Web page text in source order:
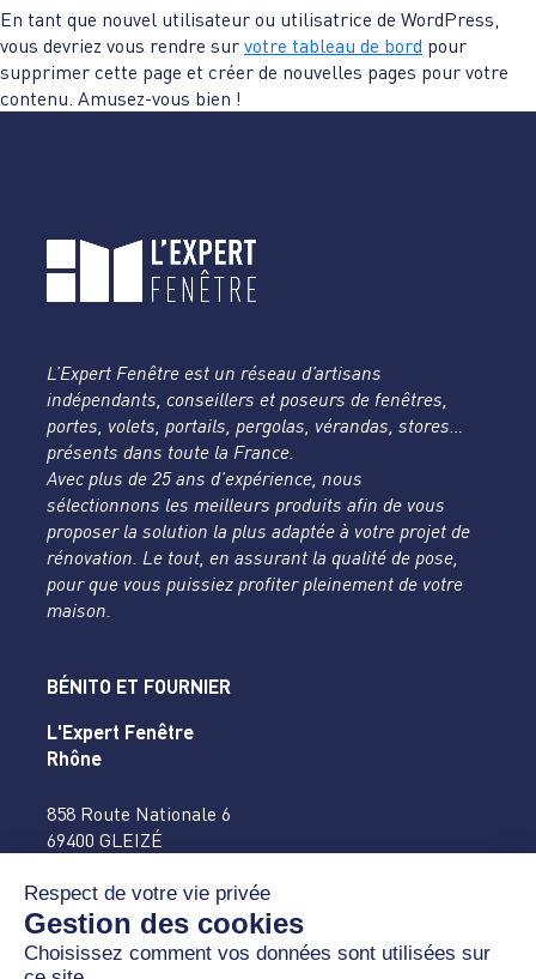
En tant que nouvel utilisateur ou utilisatrice de WordPress,
vous devriez vous rendre sur votre tableau de bord pour
supprimer cette page et créer de nouvelles pages pour votre
contenu. Amusez-vous bien !
L’Expert Fenêtre est un réseau d’artisans
indépendants, conseillers et poseurs de fenêtres,
portes, volets, portails, pergolas, vérandas, stores…
présents dans toute la France.
Avec plus de 25 ans d’expérience, nous
sélectionnons les meilleurs produits afin de vous
proposer la solution la plus adaptée à votre projet de
rénovation. Le tout, en assurant la qualité de pose,
pour que vous puissiez profiter pleinement de votre
maison.
BÉNITO ET FOURNIER
L'Expert Fenêtre
Rhône
858 Route Nationale 6
69400 GLEIZÉ
accueil@benitofournier.fr